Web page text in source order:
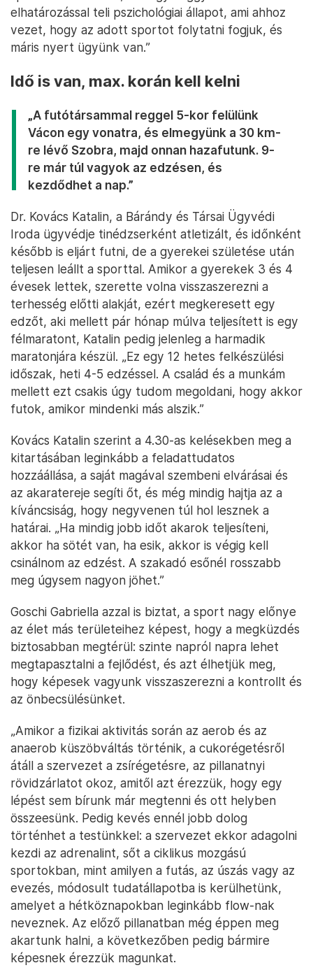
elhatározással teli pszichológiai állapot, ami ahhoz
vezet, hogy az adott sportot folytatni fogjuk, és
máris nyert ügyünk van.”
Idő is van, max. korán kell kelni
„A futótársammal reggel 5-kor felülünk
Vácon egy vonatra, és elmegyünk a 30 km-
re lévő Szobra, majd onnan hazafutunk. 9-
re már túl vagyok az edzésen, és
kezdődhet a nap.”
Dr. Kovács Katalin, a Bárándy és Társai Ügyvédi
Iroda ügyvédje tinédzserként atletizált, és időnként
később is eljárt futni, de a gyerekei születése után
teljesen leállt a sporttal. Amikor a gyerekek 3 és 4
évesek lettek, szerette volna visszaszerezni a
terhesség előtti alakját, ezért megkeresett egy
edzőt, aki mellett pár hónap múlva teljesített is egy
félmaratont, Katalin pedig jelenleg a harmadik
maratonjára készül. „Ez egy 12 hetes felkészülési
időszak, heti 4-5 edzéssel. A család és a munkám
mellett ezt csakis úgy tudom megoldani, hogy akkor
futok, amikor mindenki más alszik.”
Kovács Katalin szerint a 4.30-as kelésekben meg a
kitartásában leginkább a feladattudatos
hozzáállása, a saját magával szembeni elvárásai és
az akaratereje segíti őt, és még mindig hajtja az a
kíváncsiság, hogy negyvenen túl hol lesznek a
határai. „Ha mindig jobb időt akarok teljesíteni,
akkor ha sötét van, ha esik, akkor is végig kell
csinálnom az edzést. A szakadó esőnél rosszabb
meg úgysem nagyon jöhet.”
Goschi Gabriella azzal is biztat, a sport nagy előnye
az élet más területeihez képest, hogy a megküzdés
biztosabban megtérül: szinte napról napra lehet
megtapasztalni a fejlődést, és azt élhetjük meg,
hogy képesek vagyunk visszaszerezni a kontrollt és
az önbecsülésünket.
„Amikor a fizikai aktivitás során az aerob és az
anaerob küszöbváltás történik, a cukorégetésről
átáll a szervezet a zsírégetésre, az pillanatnyi
rövidzárlatot okoz, amitől azt érezzük, hogy egy
lépést sem bírunk már megtenni és ott helyben
összeesünk. Pedig kevés ennél jobb dolog
történhet a testünkkel: a szervezet ekkor adagolni
kezdi az adrenalint, sőt a ciklikus mozgású
sportokban, mint amilyen a futás, az úszás vagy az
evezés, módosult tudatállapotba is kerülhetünk,
amelyet a hétköznapokban leginkább flow-nak
neveznek. Az előző pillanatban még éppen meg
akartunk halni, a következőben pedig bármire
képesnek érezzük magunkat.